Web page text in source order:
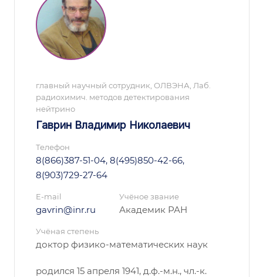
главный научный сотрудник, ОЛВЭНА, Лаб.
радиохимич. методов детектирования
нейтрино
Гаврин Владимир Николаевич
Телефон
8(866)387-51-04, 8(495)850-42-66,
8(903)729-27-64
E-mail
gavrin@inr.ru
Учёное звание
Академик РАН
Учёная степень
доктор физико-математических наук
родился 15 апреля 1941, д.ф.-м.н., чл.-к.